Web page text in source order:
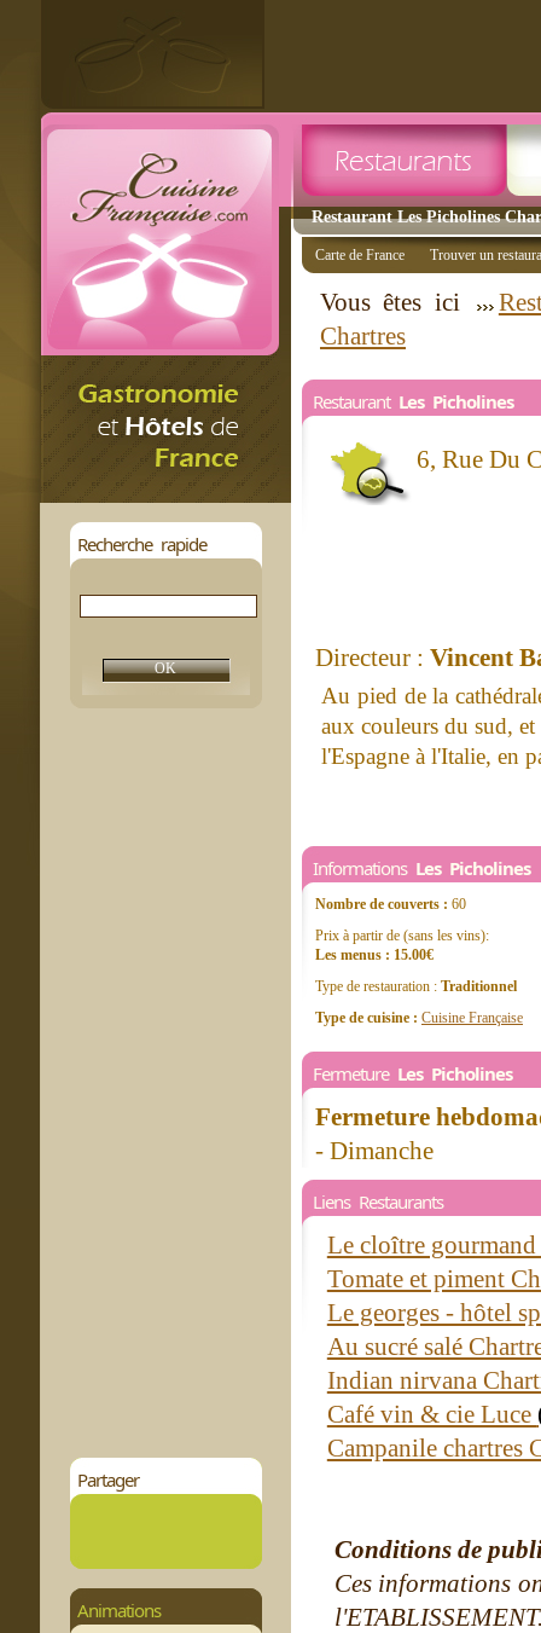
Restaurant Les Picholines
Recherche rapide
Partager
Animations
Carte de France Trouver un
Vous êtes ici
Chartres
Restaurant Les Picholines
6, Rue Du
Directeur : Vincent
Au pied de la
aux couleurs du sud,
l'Espagne à l'Italie, en
Informations Les Picholines
Nombre de couverts : 60
Prix à partir de (sans les vins):
Les menus : 15.00€
Type de restauration : Traditionnel
Type de cuisine : Cuisine Française
Fermeture Les Picholines
Fermeture
- Dimanche
Liens Restaurants
Le cloître
Tomate et piment
Le georges - hôtel
Au sucré salé
Indian nirvana
Café vin & cie Luce
Campanile chartres
Conditions de
Ces informations